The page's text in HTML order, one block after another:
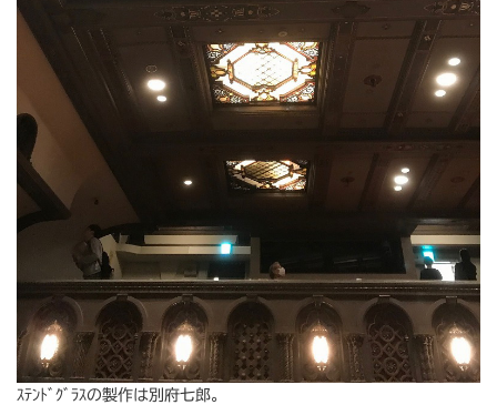
ｽﾃﾝﾄﾞｸﾞﾗｽの製作は別府七郎。